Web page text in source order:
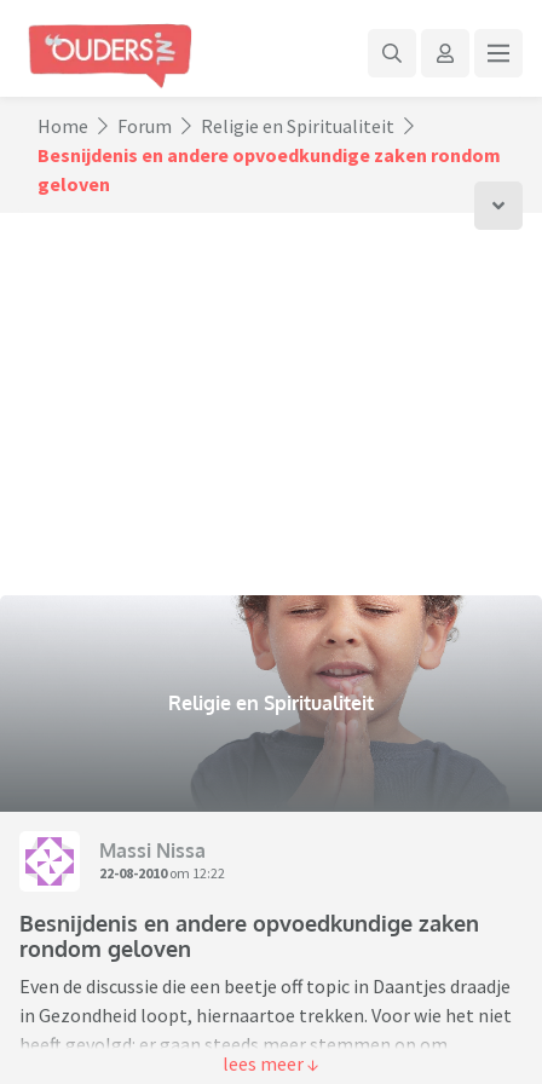
Home Forum
Religie en Spiritualiteit
Besnijdenis en andere opvoedkundige zaken rondom
geloven
Religie en Spiritualiteit
Massi Nissa
22-08-2010om 12:22
Besnijdenis en andere opvoedkundige zaken
rondom geloven
Even de discussie die een beetje off topic in Daantjes draadje
in Gezondheid loopt, hiernaartoe trekken. Voor wie het niet
heeft gevolgd: er gaan steeds meer stemmen op om
jongensbesnijdenis zonder medische noodzaak te